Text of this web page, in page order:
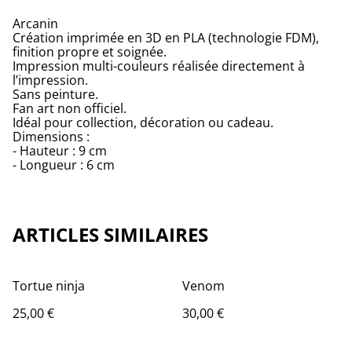
Arcanin
Création imprimée en 3D en PLA (technologie FDM),
finition propre et soignée.
Impression multi-couleurs réalisée directement à
l’impression.
Sans peinture.
Fan art non officiel.
Idéal pour collection, décoration ou cadeau.
Dimensions :
- Hauteur : 9 cm
- Longueur : 6 cm
ARTICLES SIMILAIRES
Tortue ninja
25,00 €
Venom
30,00 €